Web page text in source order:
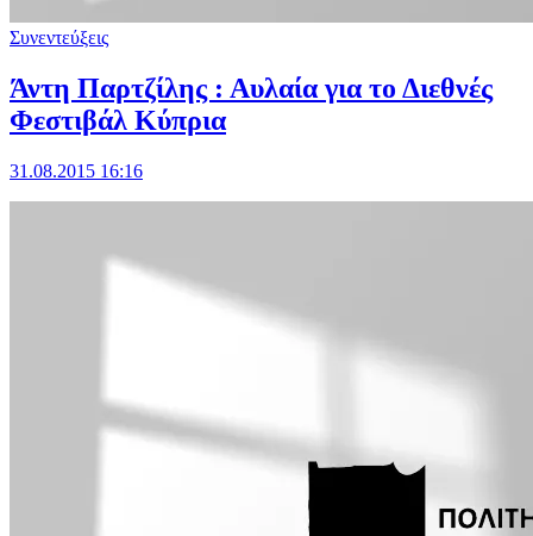
Συνεντεύξεις
Άντη Παρτζίλης : Αυλαία για το Διεθνές
Φεστιβάλ Κύπρια
31.08.2015 16:16